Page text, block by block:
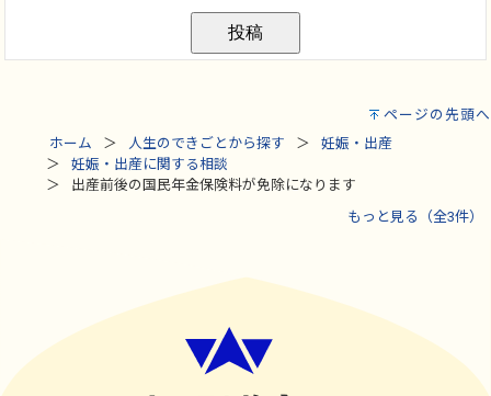
ページの先頭へ
ホーム
人生のできごとから探す
妊娠・出産
妊娠・出産に関する相談
出産前後の国民年金保険料が免除になります
もっと見る（全3件）